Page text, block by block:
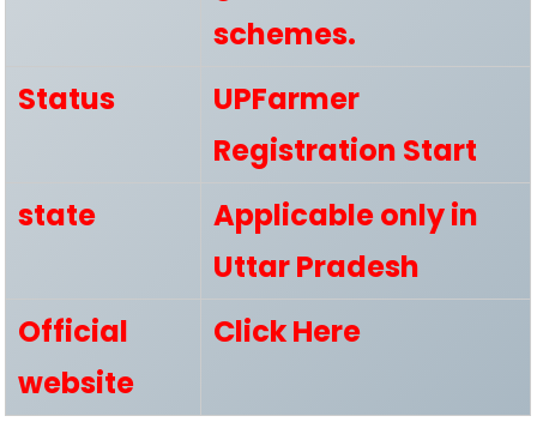
schemes.
Status
UPFarmer
Registration Start
state
Applicable only in
Uttar Pradesh
Official
website
Click Here